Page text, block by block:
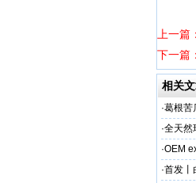
上一篇：
下一篇：
相关
·葛根苦
·全天然
加剂
·OEM
·首发丨